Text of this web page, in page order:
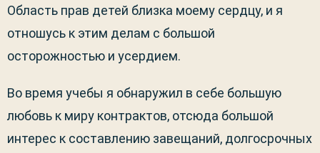
Область прав детей близка моему сердцу, и я
отношусь к этим делам с большой
осторожностью и усердием.
Во время учебы я обнаружил в себе большую
любовь к миру контрактов, отсюда большой
интерес к составлению завещаний, долгосрочных